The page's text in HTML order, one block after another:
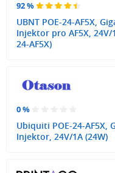
92 %
UBNT POE-24-AF5X,
Injektor pro AF5X, 24V/
24-AF5X)
0 %
Ubiquiti POE-24-AF5X,
Injektor, 24V/1A (24W)